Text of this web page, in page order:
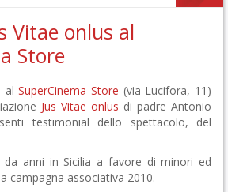
Vitae onlus al
Store
alSuperCinema Store (via Lucifora, 11)
Jus Vitae onlus di padre Antonio
testimonial dello spettacolo, del
da anni in Sicilia a favore di minori ed
campagna associativa 2010.